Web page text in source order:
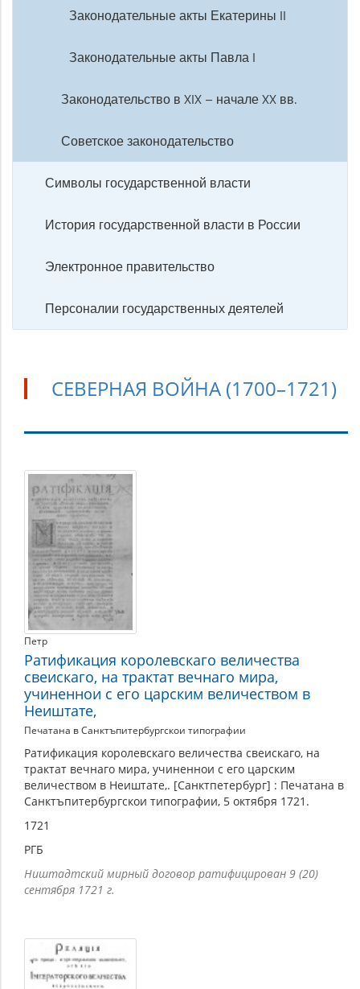
Законодательные акты Екатерины II
Законодательные акты Павла I
Законодательство в XIX – начале XX вв.
Советское законодательство
Символы государственной власти
История государственной власти в России
Электронное правительство
Персоналии государственных деятелей
СЕВЕРНАЯ ВОЙНА (1700–1721)
Северная
война
(1700–
1721)
Петр
Ратификация королевскаго величества
свеискаго, на трактат вечнаго мира,
учиненнои с его царским величеством в
Неиштате,
Печатана в Санктъпитербургскои типографии
Ратификация королевскаго величества свеискаго, на
трактат вечнаго мира, учиненнои с его царским
величеством в Неиштате,. [Санктпетербург] : Печатана в
Санктъпитербургскои типографии, 5 октября 1721.
1721
РГБ
Ништадтский мирный договор ратифицирован 9 (20)
сентября 1721 г.